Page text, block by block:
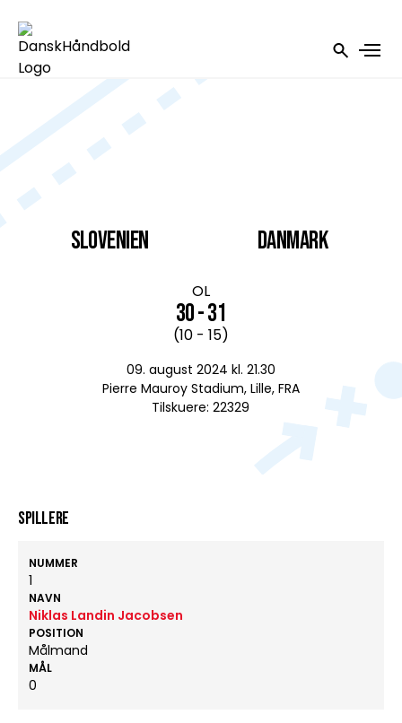
Slovenien
OL
30 - 31
(10 - 15)
09. august 2024 kl. 21.30
Pierre Mauroy Stadium, Lille, FRA
Tilskuere: 22329
DANMARK
Spillere
NUMMER
1
NAVN
Niklas Landin Jacobsen
POSITION
Målmand
MÅL
0